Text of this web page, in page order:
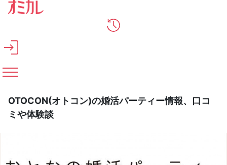
メインコンテンツへスキップ
OTOCON(オトコン)の婚活パーティー情報、口コ
ミや体験談